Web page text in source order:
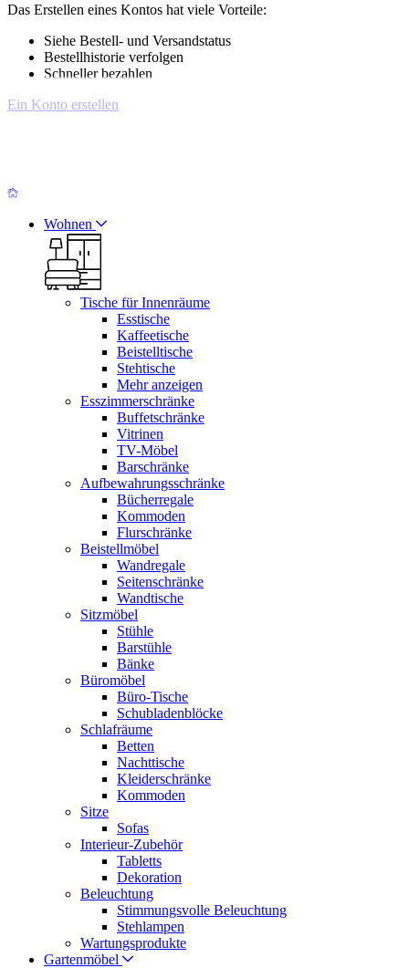
Das Erstellen eines Kontos hat viele Vorteile:
Siehe Bestell- und Versandstatus
Bestellhistorie verfolgen
Schneller bezahlen
Ein Konto erstellen
Wohnen
Tische für Innenräume
Esstische
Kaffeetische
Beistelltische
Stehtische
Mehr anzeigen
Esszimmerschränke
Buffetschränke
Vitrinen
TV-Möbel
Barschränke
Aufbewahrungsschränke
Bücherregale
Kommoden
Flurschränke
Beistellmöbel
Wandregale
Seitenschränke
Wandtische
Sitzmöbel
Stühle
Barstühle
Bänke
Büromöbel
Büro-Tische
Schubladenblöcke
Schlafräume
Betten
Nachttische
Kleiderschränke
Kommoden
Sitze
Sofas
Interieur-Zubehör
Tabletts
Dekoration
Beleuchtung
Stimmungsvolle Beleuchtung
Stehlampen
Wartungsprodukte
Gartenmöbel